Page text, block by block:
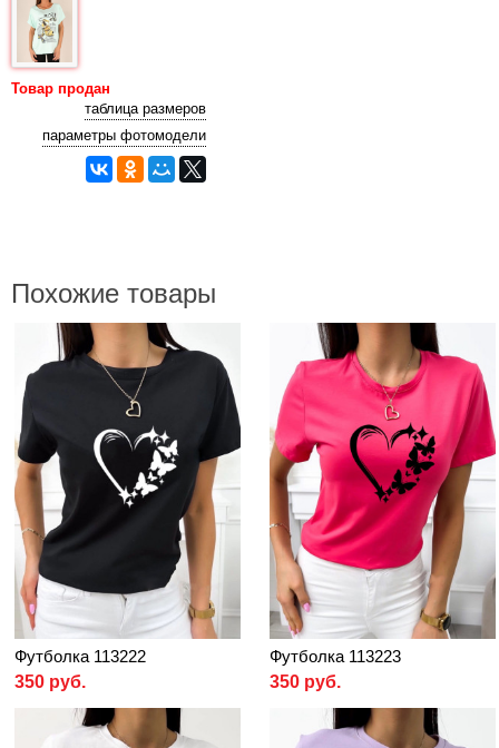
Товар продан
таблица размеров
параметры фотомодели
Похожие товары
Футболка 113222
350 руб.
Футболка 113223
350 руб.